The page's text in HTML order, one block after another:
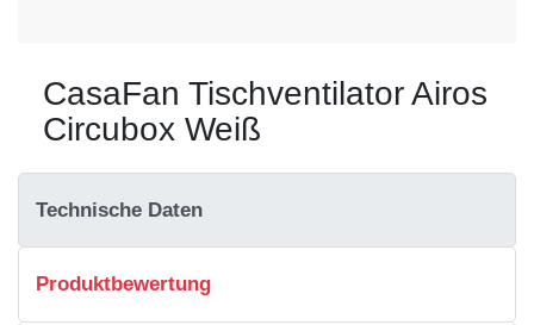
CasaFan Tischventilator Airos
Circubox Weiß
Technische Daten
Produktbewertung